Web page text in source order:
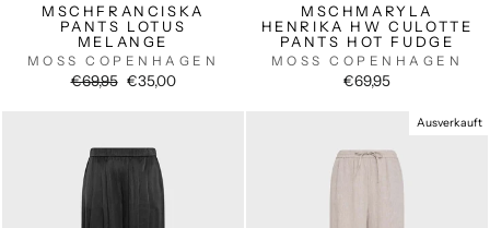
MSCHFRANCISKA
PANTS LOTUS
MELANGE
MOSS COPENHAGEN
Normaler
Preis
€69,95 Sonderpreis
€35,00
MSCHMARYLA
HENRIKA HW CULOTTE
PANTS HOT FUDGE
MOSS COPENHAGEN
€69,95
Ausverkauft